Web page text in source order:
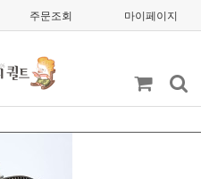
주문조회 마이페이지